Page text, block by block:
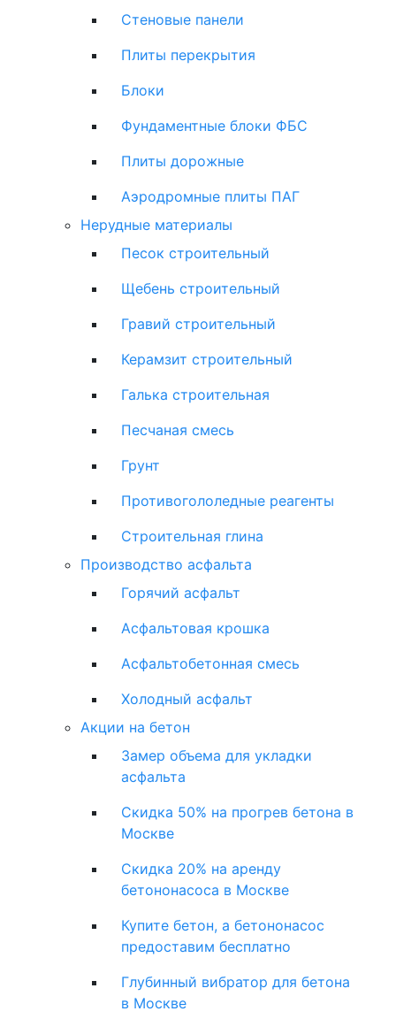
Стеновые панели
Плиты перекрытия
Блоки
Фундаментные блоки ФБС
Плиты дорожные
Аэродромные плиты ПАГ
Нерудные материалы
Песок строительный
Щебень строительный
Гравий строительный
Керамзит строительный
Галька строительная
Песчаная смесь
Грунт
Противогололедные реагенты
Строительная глина
Производство асфальта
Горячий асфальт
Асфальтовая крошка
Асфальтобетонная смесь
Холодный асфальт
Акции на бетон
Замер объема для укладки
асфальта
Скидка 50% на прогрев бетона в
Москве
Скидка 20% на аренду
бетононасоса в Москве
Купите бетон, а бетононасос
предоставим бесплатно
Глубинный вибратор для бетона
в Москве